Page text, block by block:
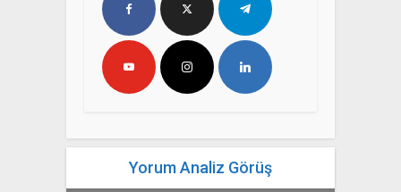
Yorum Analiz Görüş